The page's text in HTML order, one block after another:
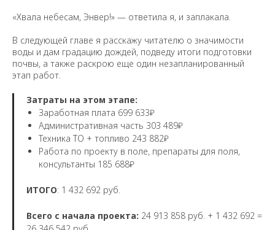
«Хвала небесам, Энвер!» — ответила я, и заплакала.
В следующей главе я расскажу читателю о значимости
воды и дам градацию дождей, подведу итоги подготовки
почвы, а также раскрою еще один незапланированный
этап работ.
Затраты на этом этапе:
Заработная плата 699 633₽
Административная часть 303 489₽
Техника ТО + топливо 243 882₽
Работа по проекту в поле, препараты для поля,
консультанты 185 688₽
ИТОГО: 1 432 692 руб.
Всего с начала проекта: 24 913 858 руб. + 1 432 692 =